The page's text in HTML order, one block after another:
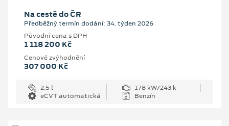
Na cestě do ČR
Předběžný termín dodání: 34. týden 2026
Původní cena s DPH
1 118 200 Kč
Cenové zvýhodnění
307 000 Kč
2.5 l
178 kW/243 k
eCVT automatická
Benzín